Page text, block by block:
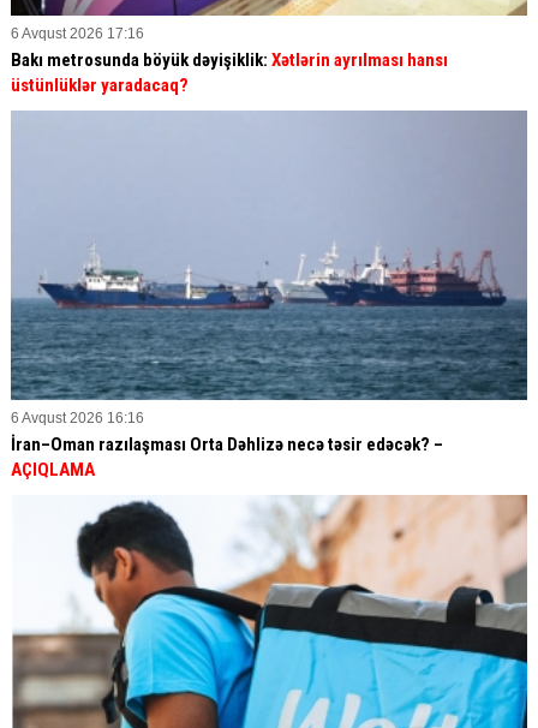
6 Avqust 2026 17:16
Bakı metrosunda böyük dəyişiklik: Xətlərin ayrılması hansı
üstünlüklər yaradacaq?
6 Avqust 2026 16:16
İran–Oman razılaşması Orta Dəhlizə necə təsir edəcək? –
AÇIQLAMA